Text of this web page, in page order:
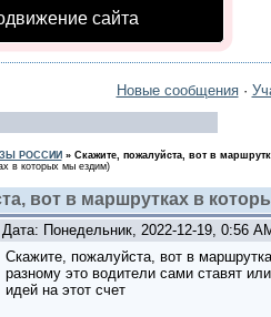
сайта
Новые сообщения·
РОССИИ » Скажите, пожалуйста, вот в
в которых мы ездим)
вот в маршрутках в
Дата: Понедельник, 2022-12-19, 0:56
Скажите, пожалуйста, вот в
разному это водители сами ставят
идей на этот счет